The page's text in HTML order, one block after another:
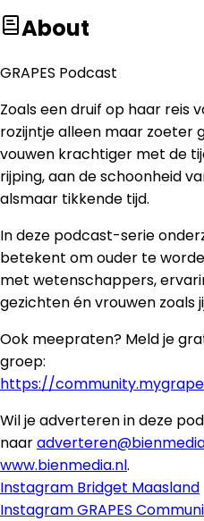
About
GRAPES Podcast
Zoals een druif op haar reis
rozijntje alleen maar zoeter
vouwen krachtiger met de
rijping, aan de schoonheid
alsmaar tikkende tijd.
In deze podcast-serie
betekent om ouder te
met wetenschappers,
gezichten én vrouwen zoals
Ook meepraten? Meld je
groep:
https://
Wil je adverteren in deze
naar
www.bienmedia.nl.
Instagram Bridget Maasland
Instagram GRAPES